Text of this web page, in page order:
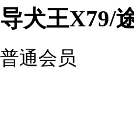
导犬王X79/
普通会员